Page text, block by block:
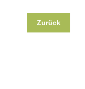
Zurück